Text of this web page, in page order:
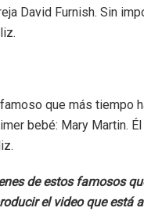
David Furnish. Sin
que más tiempo
bebé: Mary Martin.
de estos famosos
el video que está